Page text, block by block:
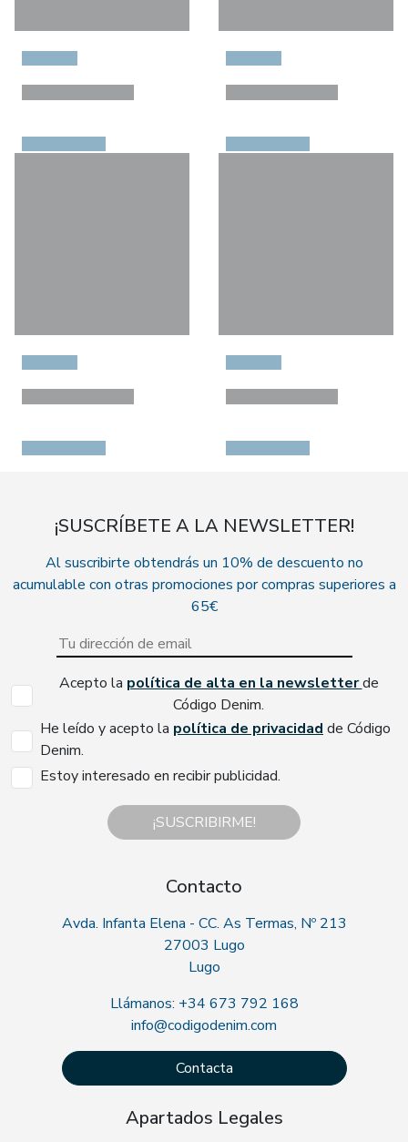
¡SUSCRÍBETE A LA NEWSLETTER!
Al suscribirte obtendrás un 10% de descuento no
acumulable con otras promociones por compras superiores a
65€
Acepto la política de alta en la newsletterde
Código Denim.
He leído y acepto la política de privacidadde Código
Denim.
Estoy interesado en recibir publicidad.
¡SUSCRIBIRME!
Contacto
Avda. Infanta Elena - CC. As Termas, Nº 213
27003 Lugo
Lugo
Llámanos: +34 673 792 168
info@codigodenim.com
Contacta
Apartados Legales